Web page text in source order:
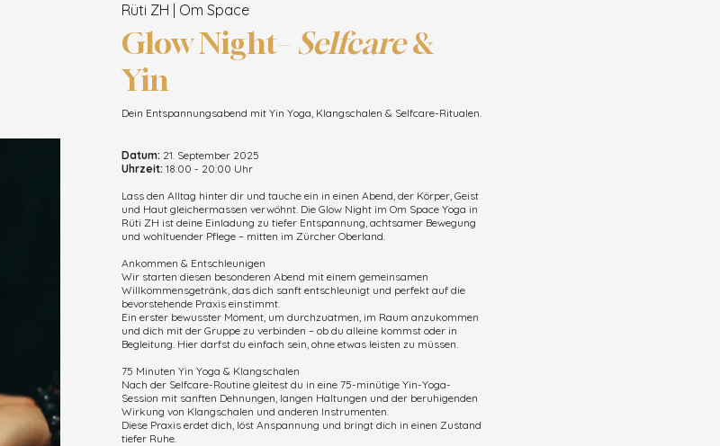
Rüti ZH | Om Space
Glow Night– Selfcare&
Yin
Dein Entspannungsabend mit Yin Yoga, Klangschalen & Selfcare-Ritualen.
Datum: 21. September 2025
Uhrzeit: 18:00 - 20:00 Uhr
Lass den Alltag hinter dir und tauche ein in einen Abend, der Körper, Geist
und Haut gleichermassen verwöhnt. Die Glow Night im Om Space Yoga in
Rüti ZH ist deine Einladung zu tiefer Entspannung, achtsamer Bewegung
und wohltuender Pflege – mitten im Zürcher Oberland.
Ankommen & Entschleunigen
Wir starten diesen besonderen Abend mit einem gemeinsamen
Willkommensgetränk, das dich sanft entschleunigt und perfekt auf die
bevorstehende Praxis einstimmt.
Ein erster bewusster Moment, um durchzuatmen, im Raum anzukommen
und dich mit der Gruppe zu verbinden – ob du alleine kommst oder in
Begleitung. Hier darfst du einfach sein, ohne etwas leisten zu müssen.
75 Minuten Yin Yoga & Klangschalen
Nach der Selfcare-Routine gleitest du in eine 75-minütige Yin-Yoga-
Session mit sanften Dehnungen, langen Haltungen und der beruhigenden
Wirkung von Klangschalen und anderen Instrumenten.
Diese Praxis erdet dich, löst Anspannung und bringt dich in einen Zustand
tiefer Ruhe.